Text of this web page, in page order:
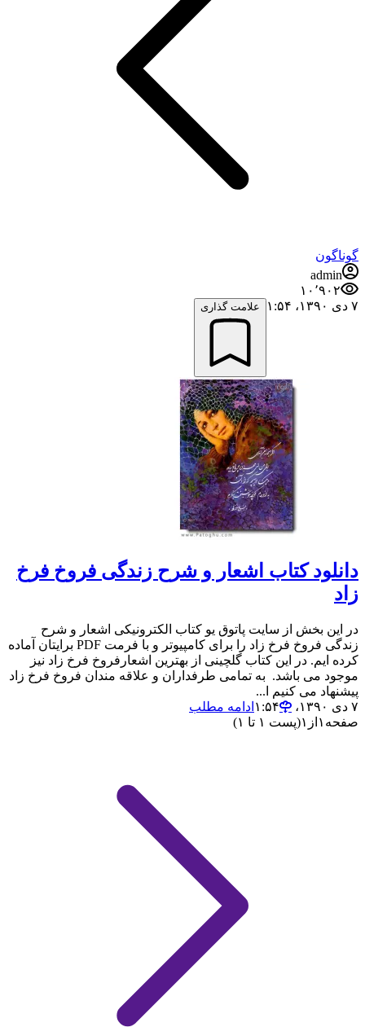
گوناگون
admin
۱۰٬۹۰۲
۷ دی ۱۳۹۰،‏ ۱:۵۴
علامت گذاری
دانلود کتاب اشعار و شرح زندگی فروخ فرخ
زاد
در این بخش از سایت پاتوق یو کتاب الکترونیکی اشعار و شرح
زندگی فروخ فرخ زاد را برای کامپیوتر و با فرمت PDF برایتان آماده
کرده ایم. در این کتاب گلچینی از بهترین اشعارفروخ فرخ زاد نیز
موجود می باشد. به تمامی طرفداران و علاقه مندان فروخ فرخ زاد
پیشنهاد می کنیم ا...
۷ دی ۱۳۹۰،‏ ۱:۵۴
ادامه مطلب
صفحه ۱ از ۱(پست ۱ تا ۱)